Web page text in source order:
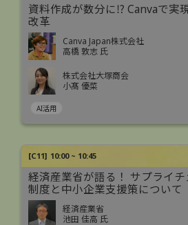
資料作成が数分に⁉ Canvaで実
改革
Canva Japan株式会社
高橋 敦志 氏
株式会社大塚商会
小髙 優菜
AI活用
[C11] 10:00 ~ 10:45
経済産業省が語る！ サプライ
制度と中小企業支援策について
経済産業省
池田 佳高 氏